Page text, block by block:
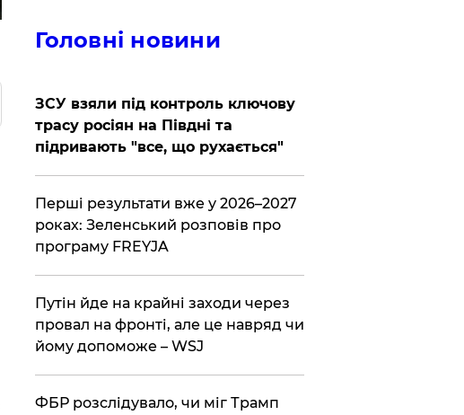
Головні новини
ЗСУ взяли під контроль ключову
трасу росіян на Півдні та
підривають "все, що рухається"
Перші результати вже у 2026–2027
роках: Зеленський розповів про
програму FREYJA
Путін йде на крайні заходи через
провал на фронті, але це навряд чи
йому допоможе – WSJ
ФБР розслідувало, чи міг Трамп